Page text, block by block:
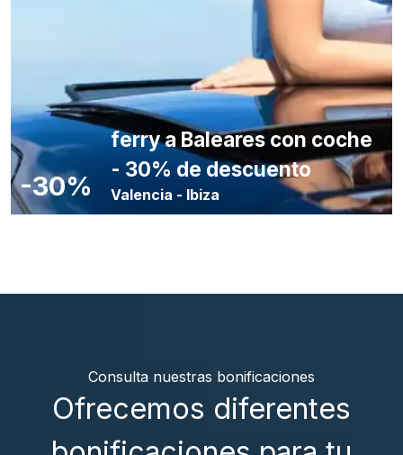
-30%
ferry a Baleares con coche
- 30% de descuento
Valencia - Ibiza
Consulta nuestras bonificaciones
Ofrecemos diferentes